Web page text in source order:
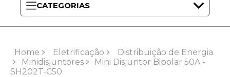
CATEGORIAS
Home Eletrificação
Distribuição de Energia
Minidisjuntores
Mini Disjuntor Bipolar 50A -
SH202T-C50